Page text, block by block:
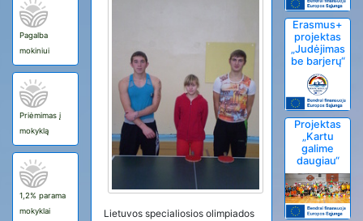
Pagalba
mokiniui
Priėmimas į
mokyklą
1,2% parama
mokyklai
Lietuvos specialiosios olimpiados
Erasmus+
projektas
„Judėjimas
be barjerų“
Projektas
„Kartu
galime
daugiau“